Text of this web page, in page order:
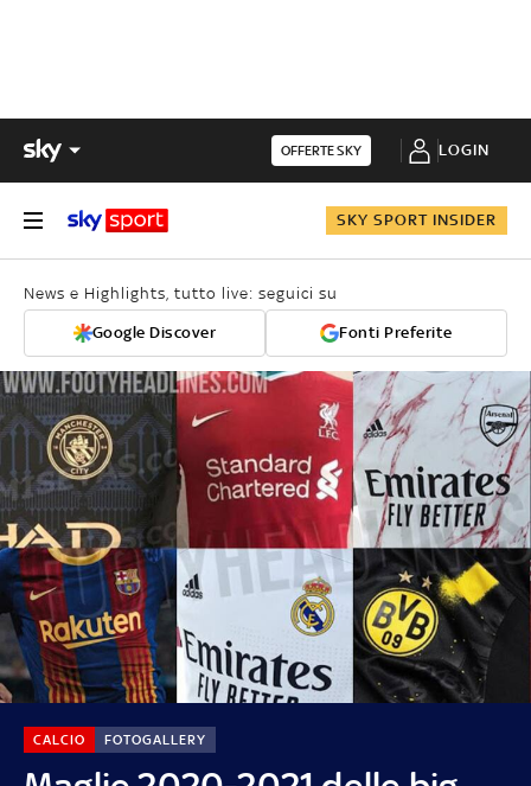
OFFERTE SKY LOGIN
SKY SPORT INSIDER
News e Highlights, tutto live: seguici su
Google Discover Fonti Preferite
CALCIO FOTOGALLERY